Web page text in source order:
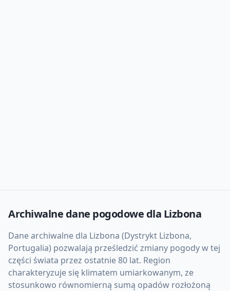
Archiwalne dane pogodowe dla Lizbona
Dane archiwalne dla Lizbona (Dystrykt Lizbona,
Portugalia) pozwalają prześledzić zmiany pogody w tej
części świata przez ostatnie 80 lat. Region
charakteryzuje się klimatem umiarkowanym, ze
stosunkowo równomierną sumą opadów rozłożoną